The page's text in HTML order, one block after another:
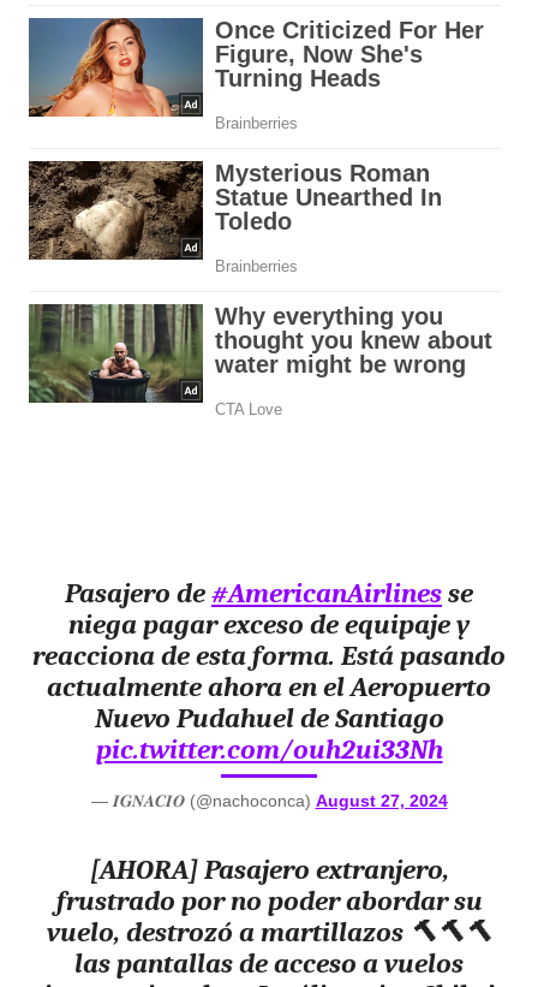
Pasajero de#AmericanAirlinesse
niega pagar exceso de equipaje y
reacciona de esta forma. Está pasando
actualmente ahora en el Aeropuerto
Nuevo Pudahuel de Santiago
pic.twitter.com/ouh2ui33Nh
— 𝑰𝑮𝑵𝑨𝑪𝑰𝑶 (@nachoconca) August 27, 2024
[AHORA] Pasajero extranjero,
frustrado por no poder abordar su
vuelo, destrozó a martillazos 🔨🔨🔨
las pantallas de acceso a vuelos